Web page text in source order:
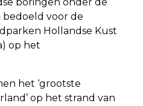
bedoeld voor de
Hollandse Kust
op het
het ‘grootste
op het strand van